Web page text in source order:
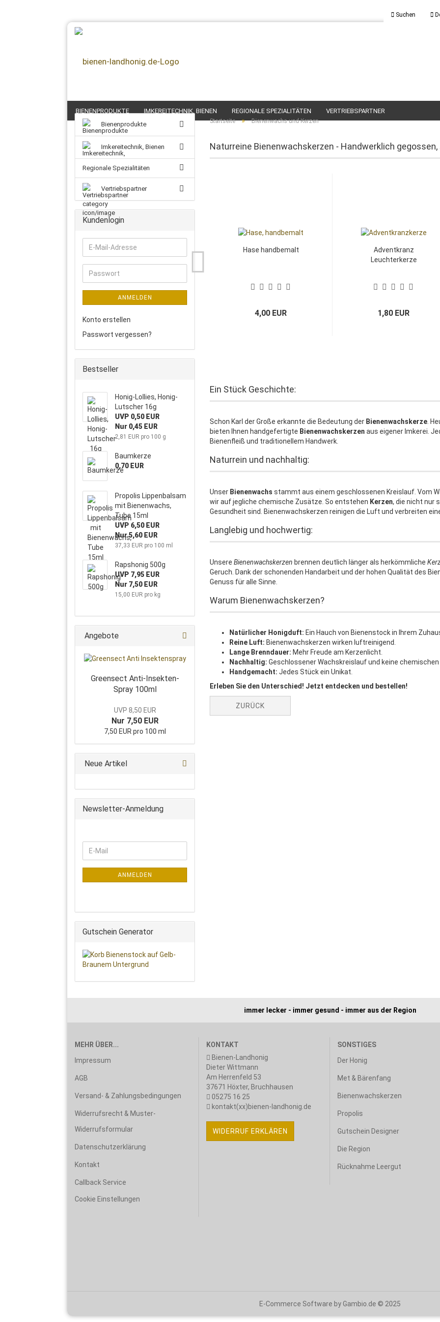
Suchen
BIENENPRODUKTE IMKEREITECHNIK, BIENEN REGIONALE SPEZIALITÄTEN VERTRIEBSPARTNER
Startseite » Bienenwachs und Kerzen
Naturreine Bienenwachskerzen - Handwerklich
Hase handbemalt
4,00 EUR
Adventkranz
Leuchterkerze
1,80 EUR
Ein Stück Geschichte:
Schon Karl der Große erkannte die Bedeutung der Bienenwachskerze.
bieten Ihnen handgefertigte Bienenwachskerzen aus eigener Imkerei.
Bienenfleiß und traditionellem Handwerk.
Naturrein und nachhaltig:
Unser Bienenwachs stammt aus einem geschlossenen Kreislauf. Vom
wir auf jegliche chemische Zusätze. So entstehen Kerzen, die nicht nur
Gesundheit sind. Bienenwachskerzen reinigen die Luft und verbreiten
Langlebig und hochwertig:
Unsere Bienenwachskerzen brennen deutlich länger als herkömmliche
Geruch. Dank der schonenden Handarbeit und der hohen Qualität des
Genuss für alle Sinne.
Warum Bienenwachskerzen?
Natürlicher Honigduft: Ein Hauch von Bienenstock in Ihrem
Reine Luft: Bienenwachskerzen wirken luftreinigend.
Lange Brenndauer: Mehr Freude am Kerzenlicht.
Nachhaltig: Geschlossener Wachskreislauf und keine
Handgemacht: Jedes Stück ein Unikat.
Erleben Sie den Unterschied! Jetzt entdecken und bestellen!
ZURÜCK
Bienenprodukte
Imkereitechnik, Bienen
Regionale Spezialitäten
Vertriebspartner
Kundenlogin
E-
Mail-
Adresse
Passwort
ANMELDEN
Konto erstellen
Passwort vergessen?
Bestseller
Honig-Lollies, Honig-
Lutscher 16g
UVP 0,50 EUR
Nur 0,45 EUR
2,81 EUR pro 100 g
Baumkerze
0,70 EUR
Propolis Lippenbalsam
mit Bienenwachs,
Tube 15ml
UVP 6,50 EUR
Nur 5,60 EUR
37,33 EUR pro 100 ml
Rapshonig 500g
UVP 7,95 EUR
Nur 7,50 EUR
15,00 EUR pro kg
Angebote
Greensect Anti-Insekten-
Spray 100ml
UVP 8,50 EUR
Nur 7,50 EUR
7,50 EUR pro 100 ml
Neue Artikel
Newsletter-Anmeldung
ZUR
ANMELDUNG
E-
Mail
ANMELDEN
Gutschein Generator
immer lecker - immer gesund - immer aus der Region
MEHR ÜBER...
Impressum
AGB
Versand- & Zahlungsbedingungen
Widerrufsrecht & Muster-
Widerrufsformular
Datenschutzerklärung
Kontakt
Callback Service
Cookie Einstellungen
KONTAKT
Bienen-Landhonig
Dieter Wittmann
Am Herrenfeld 53
37671 Höxter, Bruchhausen
05275 16 25
kontakt(xx)bienen-landhonig.de
WIDERRUF ERKLÄREN
SONSTIGES
Der Honig
Met & Bärenfang
Bienenwachskerzen
Propolis
Gutschein Designer
Die Region
Rücknahme Leergut
E-Commerce Software by Gambio.de © 2025